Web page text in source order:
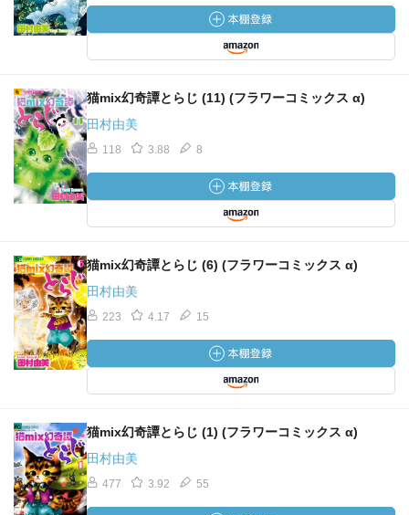
猫mix幻奇譚とらじ (11) (フラワーコミックス α)
田村由美
118 3.88 8
猫mix幻奇譚とらじ (6) (フラワーコミックス α)
田村由美
223 4.17 15
猫mix幻奇譚とらじ (1) (フラワーコミックス α)
田村由美
477 3.92 55